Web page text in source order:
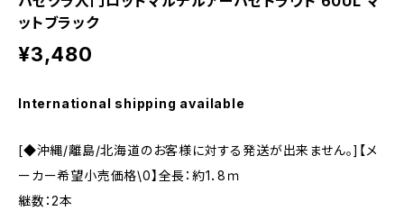
ットブラック
¥3,480
International shipping available
[◆沖縄/離島/北海道のお客様に対する発送が出来ません。]【メ
ーカー希望小売価格\0】全長：約1．8ｍ
継数：2本